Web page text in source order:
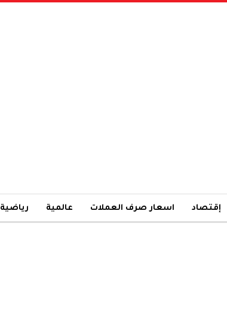
إقتصاد اسعار صرف العملات عالمية رياضية